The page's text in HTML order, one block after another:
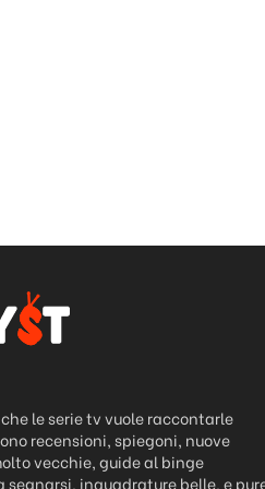
le serie tv vuole raccontarle
recensioni, spiegoni, nuove
vecchie, guide al binge
inquadrature belle, e